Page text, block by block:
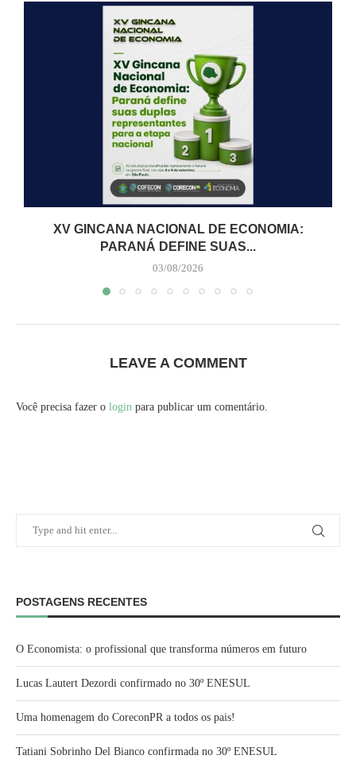
XV GINCANA NACIONAL DE ECONOMIA:
PARANÁ DEFINE SUAS...
03/08/2026
LEAVE A COMMENT
Você precisa fazer o login para publicar um comentário.
POSTAGENS RECENTES
O Economista: o profissional que transforma números em futuro
Lucas Lautert Dezordi confirmado no 30º ENESUL
Uma homenagem do CoreconPR a todos os pais!
Tatiani Sobrinho Del Bianco confirmada no 30º ENESUL